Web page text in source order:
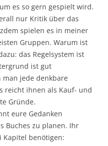
es so gern gespielt wird.
nur Kritik über das
spielen es in meiner
Gruppen. Warum ist
das Regelsystem ist
ist gut
jede denkbare
reicht ihnen als Kauf- und
Gründe.
eure Gedanken
Buches zu planen. Ihr
benötigen: